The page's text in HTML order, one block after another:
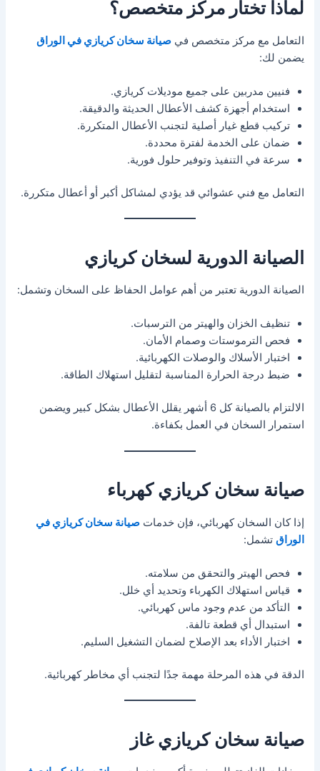
لماذا تختار مركز متخصص؟
التعامل مع مركز متخصص فيصيانة سخان كريازي في الوراق
يضمن لك:
فنيين مدربين على جميع موديلات كريازي.
استخدام أجهزة كشف الأعطال الحديثة والدقيقة.
تركيب قطع غيار أصلية لتجنب الأعطال المتكررة.
ضمان على الخدمة لفترة محددة.
سرعة في التنفيذ وتوفير حلول فورية.
التعامل مع فني عشوائي قد يؤدي لمشاكل أكبر أو أعطال متكررة.
الصيانة الدورية لسخان كريازي
الصيانة الدورية تعتبر من أهم عوامل الحفاظ على السخان وتشمل:
تنظيف الخزان والهيتر من الترسبات.
فحص الترموستات وصمام الأمان.
اختبار الأسلاك والوصلات الكهربائية.
ضبط درجة الحرارة المناسبة لتقليل استهلاك الطاقة.
الالتزام بالصيانة كل 6 أشهر يقلل الأعطال بشكل كبير ويضمن
استمرار السخان في العمل بكفاءة.
صيانة سخان كريازي كهرباء
إذا كان السخان كهربائي، فإن خدماتصيانة سخان كريازي في
الوراق تشمل:
فحص الهيتر والتحقق من سلامته.
قياس استهلاك الكهرباء وتحديد أي خلل.
التأكد من عدم وجود ماس كهربائي.
استبدال أي قطعة تالفة.
اختبار الأداء بعد الإصلاح لضمان التشغيل السليم.
الدقة في هذه المرحلة مهمة جدًا لتجنب أي مخاطر كهربائية.
صيانة سخان كريازي غاز